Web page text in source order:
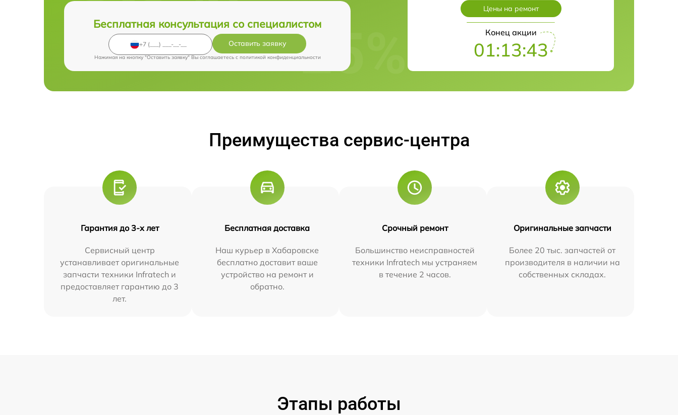
Бесплатная консультация со специалистом
Оставить заявку
Нажимая на кнопку "Оставить заявку" Вы соглашаетесь c политикой конфиденциальности
Цены на ремонт
Конец акции
01:13:42
Преимущества сервис-центра
Гарантия до 3-х лет
Сервисный центр
устанавливает оригинальные
запчасти техники Infratech и
предоставляет гарантию до 3
лет.
Бесплатная доставка
Наш курьер в Хабаровске
бесплатно доставит ваше
устройство на ремонт и
обратно.
Срочный ремонт
Большинство неисправностей
техники Infratech мы устраняем
в течение 2 часов.
Оригинальные запчасти
Более 20 тыс. запчастей от
производителя в наличии на
собственных складах.
Этапы работы